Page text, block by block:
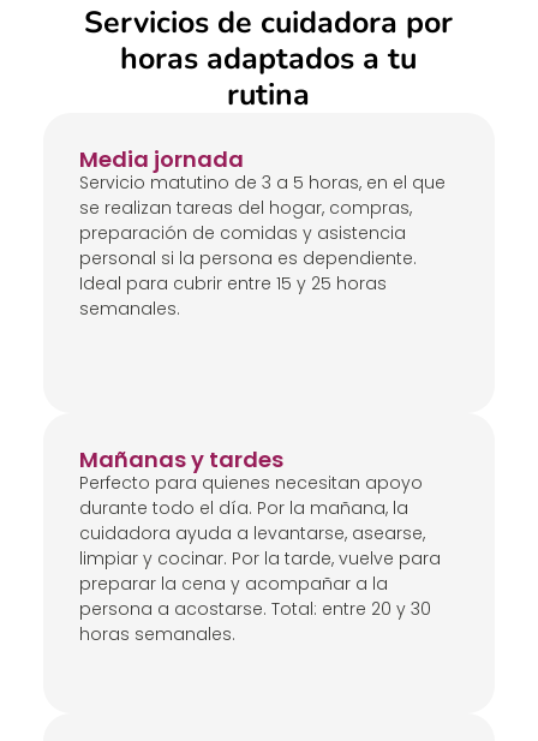
Servicios de cuidadora por
horas adaptados a tu
rutina
Media jornada
Servicio matutino de 3 a 5 horas, en el que
se realizan tareas del hogar, compras,
preparación de comidas y asistencia
personal si la persona es dependiente.
Ideal para cubrir entre 15 y 25 horas
semanales.
Mañanas y tardes
Perfecto para quienes necesitan apoyo
durante todo el día. Por la mañana, la
cuidadora ayuda a levantarse, asearse,
limpiar y cocinar. Por la tarde, vuelve para
preparar la cena y acompañar a la
persona a acostarse. Total: entre 20 y 30
horas semanales.